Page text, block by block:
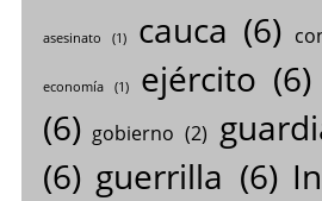
asesinato (1) cauca (6)
economía(1) ejército (6)
(6) gobierno (2)
(6) guerrilla (6)